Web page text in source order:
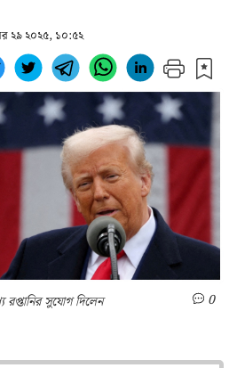
২৯ ২০২৫, ১০:৫২
সুযোগ দিলেন
0